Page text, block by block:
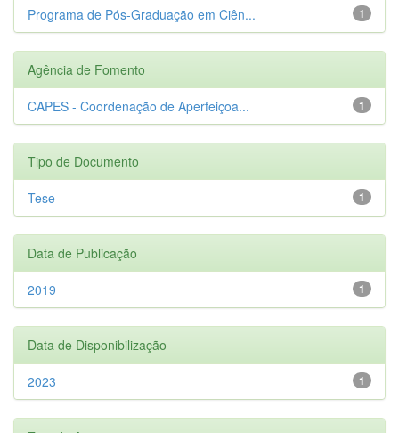
1
Programa de Pós-Graduação em Ciên...
Agência de Fomento
1
CAPES - Coordenação de Aperfeiçoa...
Tipo de Documento
1
Tese
Data de Publicação
1
2019
Data de Disponibilização
1
2023